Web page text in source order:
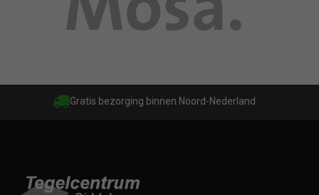
Gratis bezorging binnen Noord-Nederland